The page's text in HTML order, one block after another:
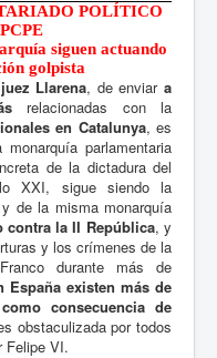
POLÍTICO
siguen actuando
golpista
juez Llarena, de enviara
relacionadas con la
en Catalunya, es
parlamentaria
de la dictadura del
XXI, sigue siendo la
de la misma monarquía
contra la II República, y
y los crímenes de la
durante más de
España existen más de
consecuencia de
obstaculizada por todos
Felipe VI.